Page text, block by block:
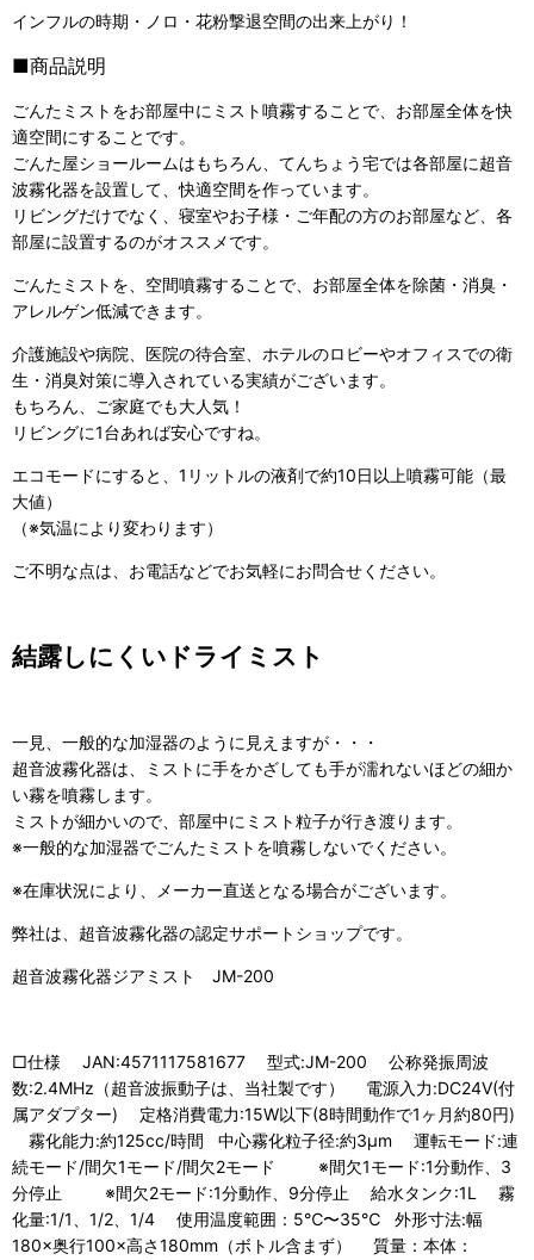
インフルの時期・ノロ・花粉撃退空間の出来上がり！
■商品説明
ごんたミストをお部屋中にミスト噴霧することで、お部屋全体を快
適空間にすることです。
ごんた屋ショールームはもちろん、てんちょう宅では各部屋に超音
波霧化器を設置して、快適空間を作っています。
リビングだけでなく、寝室やお子様・ご年配の方のお部屋など、各
部屋に設置するのがオススメです。
ごんたミストを、空間噴霧することで、お部屋全体を除菌・消臭・
アレルゲン低減できます。
介護施設や病院、医院の待合室、ホテルのロビーやオフィスでの衛
生・消臭対策に導入されている実績がございます。
もちろん、ご家庭でも大人気！
リビングに1台あれば安心ですね。
エコモードにすると、1リットルの液剤で約10日以上噴霧可能（最
大値）
（※気温により変わります）
ご不明な点は、お電話などでお気軽にお問合せください。
結露しにくいドライミスト
一見、一般的な加湿器のように見えますが・・・
超音波霧化器は、ミストに手をかざしても手が濡れないほどの細か
い霧を噴霧します。
ミストが細かいので、部屋中にミスト粒子が行き渡ります。
※一般的な加湿器でごんたミストを噴霧しないでください。
※在庫状況により、メーカー直送となる場合がございます。
弊社は、超音波霧化器の認定サポートショップです。
超音波霧化器ジアミスト JM-200
□仕様 JAN:4571117581677 型式:JM-200 公称発振周波
数:2.4MHz（超音波振動子は、当社製です） 電源入力:DC24V(付
属アダプター) 定格消費電力:15W以下(8時間動作で1ヶ月約80円)
霧化能力:約125cc/時間 中心霧化粒子径:約3μm 運転モード:連
続モード/間欠1モード/間欠2モード ※間欠1モード:1分動作、3
分停止 ※間欠2モード:1分動作、9分停止 給水タンク:1L 霧
化量:1/1、1/2、1/4 使用温度範囲：5℃〜35℃ 外形寸法:幅
180×奥行100×高さ180mm（ボトル含まず） 質量：本体：